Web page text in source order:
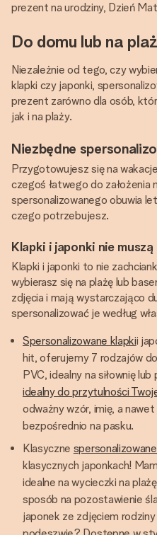
prezent na urodziny, Dzień
Do domu lub na
Niezależnie od tego, czy
klapki czy japonki,
prezent zarówno dla osób,
jak i na plaży.
Niezbędne
Przygotowujesz się na
czegoś łatwego do założenia
spersonalizowanego obuwia
czego potrzebujesz.
Klapki i japonki nie
Klapki i japonki to nie
wybierasz się na plażę lub
zdjęcia i mają wystarczająco
spersonalizować je według
Spersonalizowane klapkii
hit, oferujemy 7 rodzajów
PVC, idealny na siłownię
idealny do przytulności
odważny wzór, imię, a
bezpośrednio na pasku.
Klasyczne
klasycznych japonkach!
idealne na wycieczki na
sposób na pozostawienie
japonek ze zdjęciem